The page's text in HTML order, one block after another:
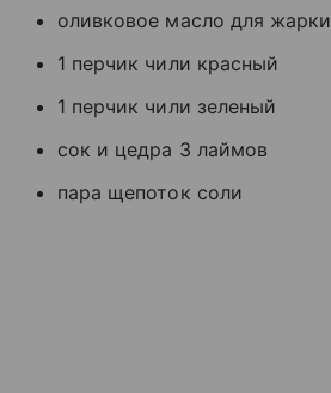
оливковое масло для жарки
1 перчик чили красный
1 перчик чили зеленый
сок и цедра 3 лаймов
пара щепоток соли